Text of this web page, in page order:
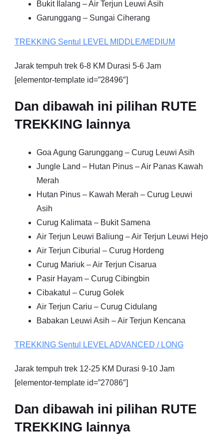
Bukit Ilalang – Air Terjun Leuwi Asih
Garunggang – Sungai Ciherang
TREKKING Sentul LEVEL MIDDLE/MEDIUM
Jarak tempuh trek 6-8 KM Durasi 5-6 Jam
[elementor-template id=”28496″]
Dan dibawah ini pilihan RUTE
TREKKING lainnya
Goa Agung Garunggang – Curug Leuwi Asih
Jungle Land – Hutan Pinus – Air Panas Kawah
Merah
Hutan Pinus – Kawah Merah – Curug Leuwi
Asih
Curug Kalimata – Bukit Samena
Air Terjun Leuwi Baliung – Air Terjun Leuwi Hejo
Air Terjun Ciburial – Curug Hordeng
Curug Mariuk – Air Terjun Cisarua
Pasir Hayam – Curug Cibingbin
Cibakatul – Curug Golek
Air Terjun Cariu – Curug Cidulang
Babakan Leuwi Asih – Air Terjun Kencana
TREKKING Sentul LEVEL ADVANCED / LONG
Jarak tempuh trek 12-25 KM Durasi 9-10 Jam
[elementor-template id=”27086″]
Dan dibawah ini pilihan RUTE
TREKKING lainnya